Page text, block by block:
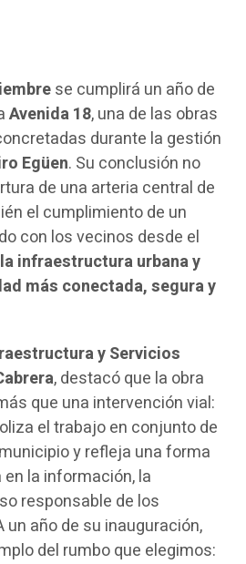
se cumplirá un año de
Avenida 18, una de las obras
durante la gestión
Egüen. Su conclusión no
de una arteria central de
el cumplimiento de un
con los vecinos desde el
infraestructura urbana y
más conectada, segura y
y Servicios
, destacó que la obra
que una intervención vial:
el trabajo en conjunto de
y refleja una forma
la información, la
responsable de los
año de su inauguración,
del rumbo que elegimos: